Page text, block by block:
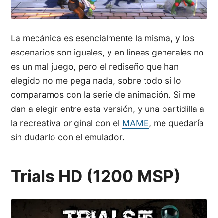
La mecánica es esencialmente la misma, y los
escenarios son iguales, y en líneas generales no
es un mal juego, pero el rediseño que han
elegido no me pega nada, sobre todo si lo
comparamos con la serie de animación. Si me
dan a elegir entre esta versión, y una partidilla a
la recreativa original con el MAME, me quedaría
sin dudarlo con el emulador.
Trials HD (1200 MSP)